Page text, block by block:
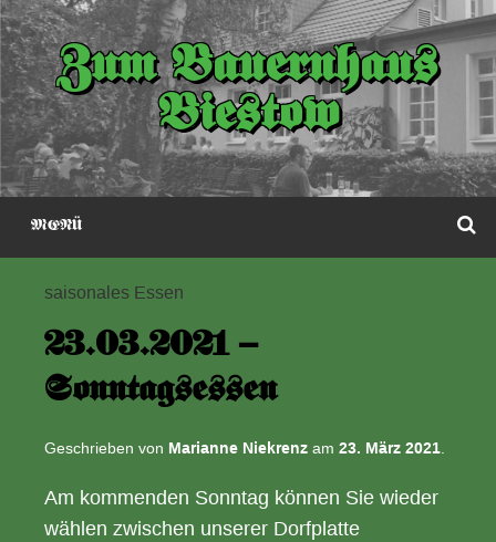
Zum
Inhalt
springenZum Bauernhaus
Biestow
MENÜ
saisonales Essen
23.03.2021 –
Sonntagsessen
Geschrieben von Marianne Niekrenz am 23. März 2021.
Am kommenden Sonntag können Sie wieder
wählen zwischen unserer Dorfplatte